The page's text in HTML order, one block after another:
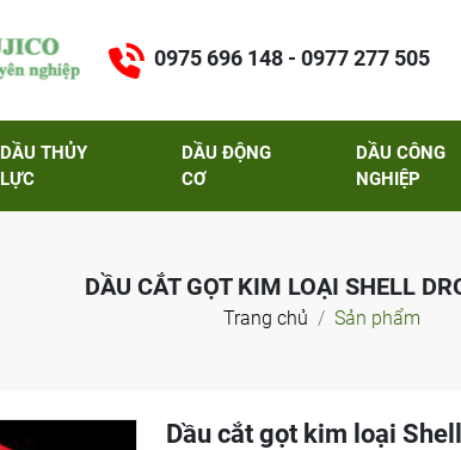
0975 696 148 - 0977 277 505
DẦU THỦY
LỰC
DẦU ĐỘNG
CƠ
DẦU CÔNG
NGHIỆP
DẦU CẮT GỌT KIM LOẠI SHELL
Trang chủ Sản phẩm
Dầu cắt gọt kim loại